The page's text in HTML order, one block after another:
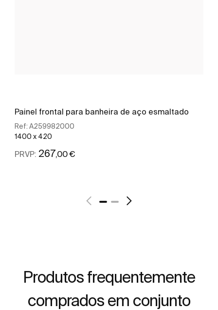
Painel frontal para banheira de aço esmaltado
Ref: A259982000
1400 x 420
PRVP: 267,00 €
Produtos frequentemente
comprados em conjunto